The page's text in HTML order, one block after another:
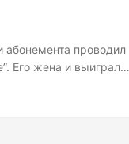
проводил
Его жена и выиграла.
стоит около 30